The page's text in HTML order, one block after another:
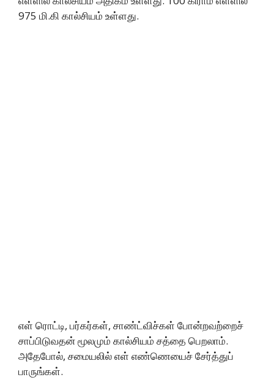
975 மி.கி கால்சியம் உள்ளது.
எள் ரொட்டி, பர்கர்கள், சாண்ட்விச்கள் போன்றவற்றைச்
சாப்பிடுவதன் மூலமும் கால்சியம் சத்தை பெறலாம்.
அதேபோல், சமையலில் எள் எண்ணெயைச் சேர்த்துப்
பாருங்கள்.